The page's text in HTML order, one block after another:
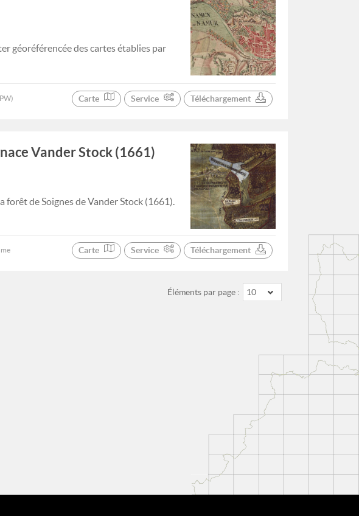
géoréférencée des cartes établies par
Carte Service Téléchargement
Vander Stock (1661)
forêt de Soignes de Vander Stock (1661).
Carte Service Téléchargement
Éléments par page : 10